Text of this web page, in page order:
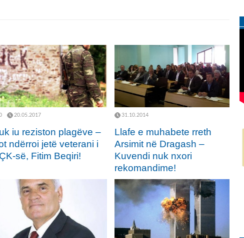
20.05.2017
iu reziston plagëve –
ndërroi jetë veterani i
së, Fitim Beqiri!
31.10.2014
Llafe e muhabete rreth
Arsimit në Dragash –
Kuvendi nuk nxori
rekomandime!